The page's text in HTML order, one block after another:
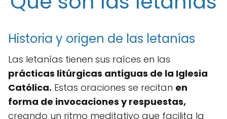
Historia y origen de las letanías
Las letanías tienen sus raíces en las
prácticas litúrgicas antiguas de la Iglesia
Católica. Estas oraciones se recitan en
forma de invocaciones y respuestas,
creando un ritmo meditativo que facilita la